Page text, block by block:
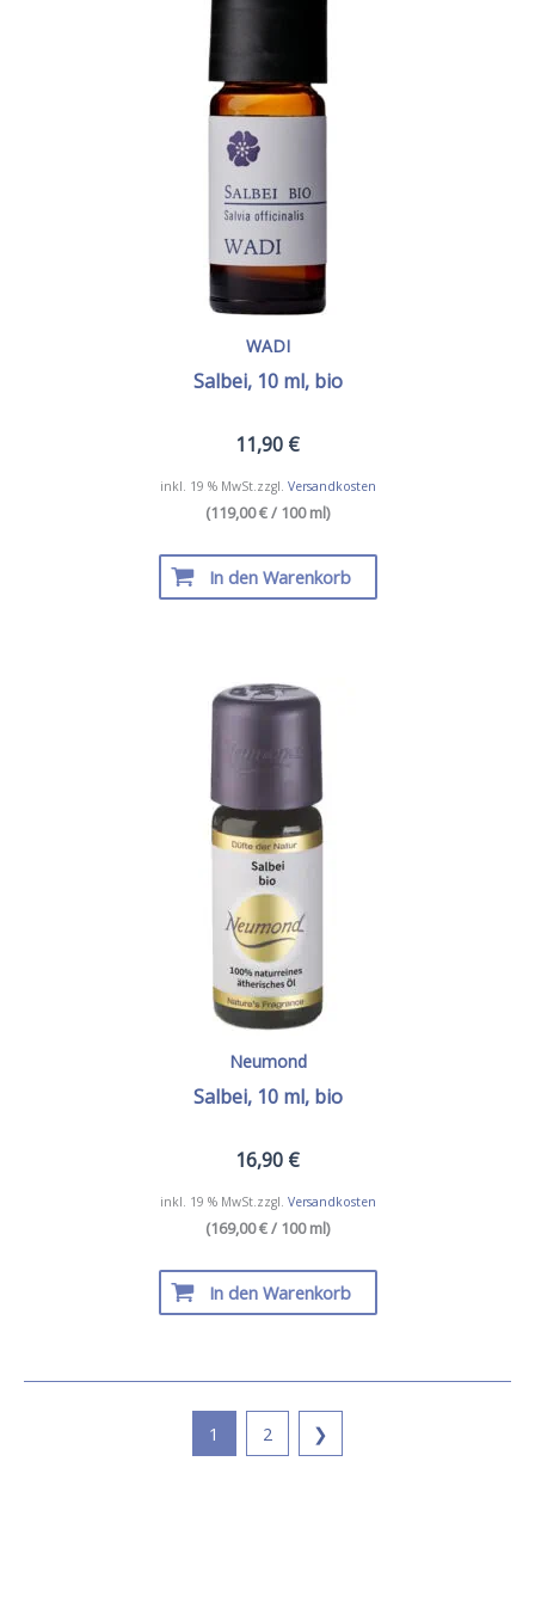
WADI
Salbei, 10 ml, bio
11,90 €
inkl. 19 % MwSt.zzgl. Versandkosten
(119,00 € / 100 ml)
In den Warenkorb
Neumond
Salbei, 10 ml, bio
16,90 €
inkl. 19 % MwSt.zzgl. Versandkosten
(169,00 € / 100 ml)
In den Warenkorb
1 2 ❯